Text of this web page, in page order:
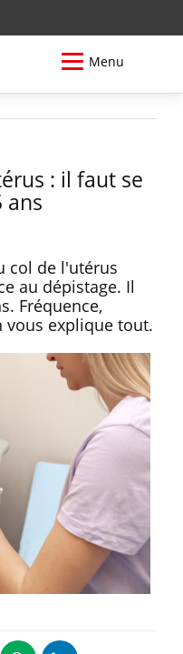
Menu
: il faut se
ans
col de l'utérus
au dépistage. Il
Fréquence,
vous explique tout.